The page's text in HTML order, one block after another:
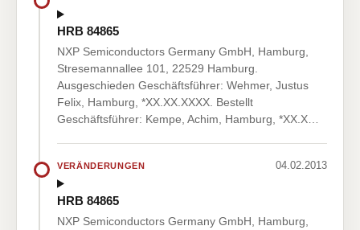
HRB 84865
NXP Semiconductors Germany GmbH, Hamburg,
Stresemannallee 101, 22529 Hamburg.
Ausgeschieden Geschäftsführer: Wehmer, Justus
Felix, Hamburg, *XX.XX.XXXX. Bestellt
Geschäftsführer: Kempe, Achim, Hamburg, *XX.X…
VERÄNDERUNGEN 04.02.2013
HRB 84865
NXP Semiconductors Germany GmbH, Hamburg,